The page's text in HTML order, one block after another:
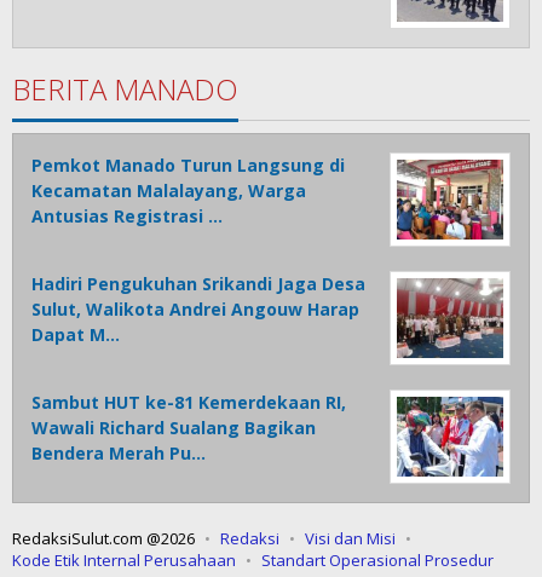
BERITA MANADO
Pemkot Manado Turun Langsung di
Kecamatan Malalayang, Warga
Antusias Registrasi …
Hadiri Pengukuhan Srikandi Jaga Desa
Sulut, Walikota Andrei Angouw Harap
Dapat M…
Sambut HUT ke-81 Kemerdekaan RI,
Wawali Richard Sualang Bagikan
Bendera Merah Pu…
RedaksiSulut.com @2026 Redaksi
Visi dan Misi
Kode Etik Internal Perusahaan
Standart Operasional Prosedur